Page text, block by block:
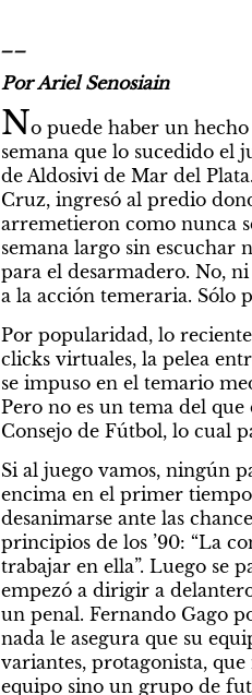
Por Ariel Senosiain
No puede haber un
semana que lo sucedido el
de Aldosivi de Mar del
Cruz, ingresó al predio
arremetieron como nunca
semana largo sin escuchar
para el desarmadero. No,
a la acción temeraria. Sólo
Por popularidad, lo
clicks virtuales, la pelea
se impuso en el temario
Pero no es un tema del
Consejo de Fútbol, lo cual
Si al juego vamos, ningún
encima en el primer
desanimarse ante las
principios de los ’90: “La
trabajar en ella”. Luego se
empezó a dirigir a
un penal. Fernando Gago
nada le asegura que su
variantes, protagonista,
equipo sino un grupo de